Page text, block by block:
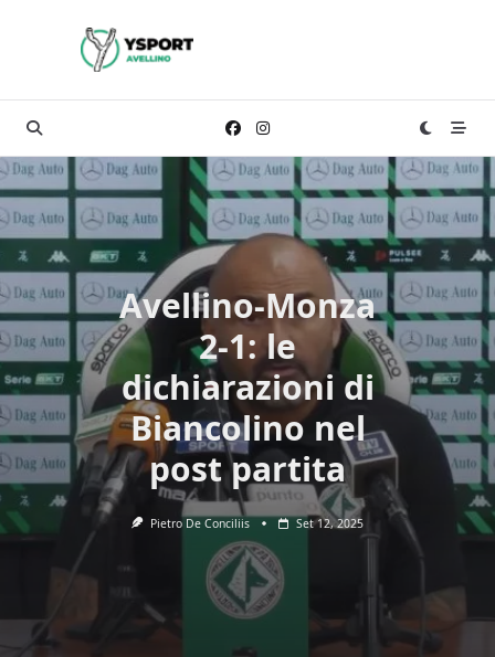
Avellino-Monza
2-1: le
dichiarazioni di
Biancolino nel
post partita
Pietro De Conciliis Set 12, 2025